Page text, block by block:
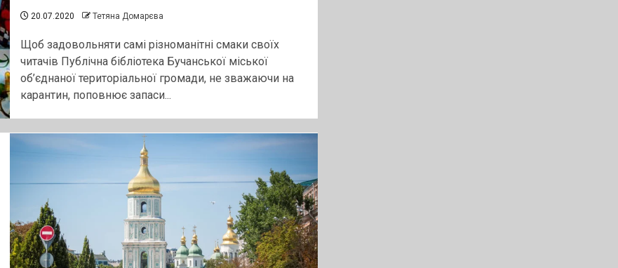
20.07.2020 Тетяна Домарєва
Щоб задовольняти самі різноманітні смаки своїх
читачів Публічна бібліотека Бучанської міської
об’єднаної територіальної громади, не зважаючи на
карантин, поповнює запаси...